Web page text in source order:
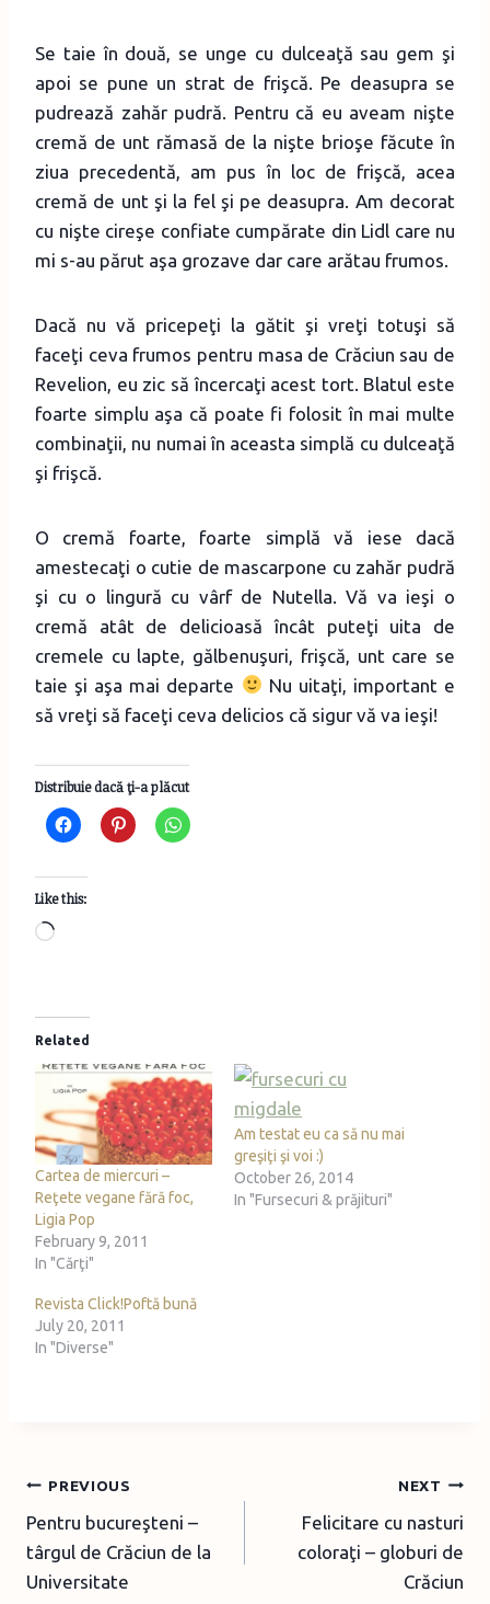
Se taie în două, se unge cu dulceaţă sau gem şi
apoi se pune un strat de frişcă. Pe deasupra se
pudrează zahăr pudră. Pentru că eu aveam nişte
cremă de unt rămasă de la nişte brioşe făcute în
ziua precedentă, am pus în loc de frişcă, acea
cremă de unt şi la fel şi pe deasupra. Am decorat
cu nişte cireşe confiate cumpărate din Lidl care nu
mi s-au părut aşa grozave dar care arătau frumos.
Dacă nu vă pricepeţi la gătit şi vreţi totuşi să
faceţi ceva frumos pentru masa de Crăciun sau de
Revelion, eu zic să încercaţi acest tort. Blatul este
foarte simplu aşa că poate fi folosit în mai multe
combinaţii, nu numai în aceasta simplă cu dulceaţă
şi frişcă.
O cremă foarte, foarte simplă vă iese dacă
amestecaţi o cutie de mascarpone cu zahăr pudră
şi cu o lingură cu vârf de Nutella. Vă va ieşi o
cremă atât de delicioasă încât puteţi uita de
cremele cu lapte, gălbenuşuri, frişcă, unt care se
taie şi aşa mai departe
Nu uitaţi, important e
să vreţi să faceţi ceva delicios că sigur vă va ieşi!
Distribuie dacă ţi-a plăcut
Like this:
L
d
i
g
…
Related
Cartea de miercuri –
Reţete vegane fără foc,
Ligia Pop
February 9, 2011
In "Cărţi"
Am testat eu ca să nu mai
greşiţi şi voi :)
October 26, 2014
In "Fursecuri & prăjituri"
Revista Click!Poftă bună
July 20, 2011
In "Diverse"
Post
navigation
PREVIOUS
Pentru bucureşteni –
târgul de Crăciun de la
Universitate
NEXT
Felicitare cu nasturi
coloraţi – globuri de
Crăciun